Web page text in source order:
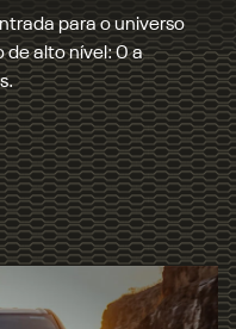
6 Biturbo e tração 4x4
e o maior torque